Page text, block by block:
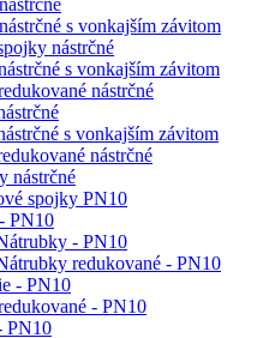
s vonkajším závitom
nástrčné
s vonkajším závitom
nástrčné
s vonkajším závitom
nástrčné
nástrčné
spojky PN10
PN10
- PN10
redukované - PN10
- PN10
- PN10
PN10